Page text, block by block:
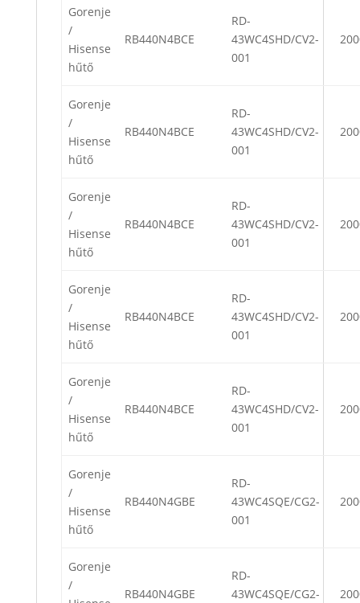
Gorenje
/
Hisense
hűtő
RB440N4BCE
RD-
43WC4SHD/CV2-
001
Gorenje
/
Hisense
hűtő
RB440N4BCE
RD-
43WC4SHD/CV2-
001
Gorenje
/
Hisense
hűtő
RB440N4BCE
RD-
43WC4SHD/CV2-
001
Gorenje
/
Hisense
hűtő
RB440N4BCE
RD-
43WC4SHD/CV2-
001
Gorenje
/
Hisense
hűtő
RB440N4BCE
RD-
43WC4SHD/CV2-
001
Gorenje
/
Hisense
hűtő
RB440N4GBE
RD-
43WC4SQE/CG2-
001
Gorenje
/
RB440N4GBE
RD-
43WC4SQE/CG2-